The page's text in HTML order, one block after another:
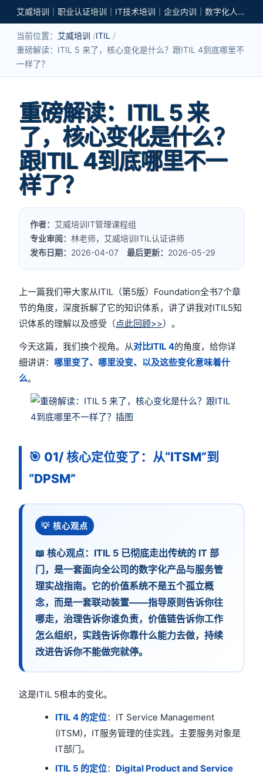
艾威培训｜职业认证培训｜IT技术培训｜企业内训｜数字化人才培养
当前位置： 艾威培训
ITIL
重磅解读：ITIL 5 来了，核心变化是什么？跟ITIL 4到底哪里不
一样了？
重磅解读：ITIL 5 来
了，核心变化是什么？
跟ITIL 4到底哪里不一
样了？
作者： 艾威培训IT管理课程组
专业审阅：林老师，艾威培训ITIL认证讲师
发布日期： 2026-04-07最后更新： 2026-05-29
上一篇我们带大家从ITIL（第5版）Foundation全书7个章
节的角度，深度拆解了它的知识体系，讲了讲我对ITIL5知
识体系的理解以及感受（点此回顾>>）。
今天这篇，我们换个视角。从对比ITIL 4的角度，给你详
细讲讲： 哪里变了、哪里没变、以及这些变化意味着什
么。
🎯 01/ 核心定位变了：从“ITSM”到
“DPSM”
💡 核心观点
📖 核心观点：ITIL 5 已彻底走出传统的 IT 部
门，是一套面向全公司的数字化产品与服务管
理实战指南。它的价值系统不是五个孤立概
念，而是一套联动装置——指导原则告诉你往
哪走，治理告诉你谁负责，价值链告诉你工作
怎么组织，实践告诉你靠什么能力去做，持续
改进告诉你不能做完就停。
这是ITIL 5根本的变化。
ITIL 4 的定位：IT Service Management
(ITSM)，IT服务管理的佳实践。主要服务对象是
IT部门。
ITIL 5 的定位： Digital Product and Service